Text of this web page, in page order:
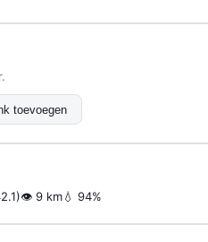
toevoegen
👁 9 km💧 94%